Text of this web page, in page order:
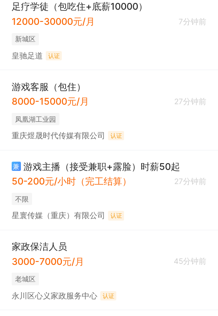
足疗学徒（包吃住+底薪10000）
12000-30000元/月
7分钟前
新城区
皇驰足道 认证
游戏客服（包住）
8000-15000元/月
27分钟前
凤凰湖工业园
重庆煜晟时代传媒有限公司 认证
兼 游戏主播（接受兼职+露脸）时薪50起
50-200元/小时（完工结算）
27分钟前
不限
星寰传媒（重庆）有限公司 认证
家政保洁人员
3000-7000元/月
45分钟前
老城区
永川区心义家政服务中心 认证